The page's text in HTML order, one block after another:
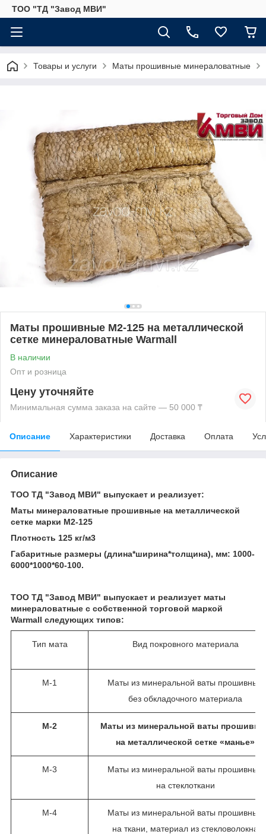
ТОО "ТД "Завод МВИ"
Товары и услуги Маты прошивные минераловатные
Маты прошивные М2-125 на металлической
сетке минераловатные Warmall
В наличии
Опт и розница
Цену уточняйте
Минимальная сумма заказа на сайте — 50 000 ₸
Описание Характеристики Доставка Оплата
Описание
ТОО ТД "Завод МВИ" выпускает и реализует:
Маты минераловатные прошивные на металлической
сетке марки М2-125
Плотность 125 кг/м3
Габаритные размеры (длина*ширина*толщина), мм: 1000-
6000*1000*60-100.
ТОО ТД "Завод МВИ" выпускает и реализует маты
минераловатные с собственной торговой маркой
Warmall следующих типов:
Тип мата Вид покровного материала
М-1
Маты из минеральной ваты прошивные
без обкладочного материала
М-2
Маты из минеральной ваты
на металлической сетке «манье»
М-3
Маты из минеральной ваты прошивные
на стеклоткани
М-4
Маты из минеральной ваты прошивные
на ткани, материал из стекловолокна